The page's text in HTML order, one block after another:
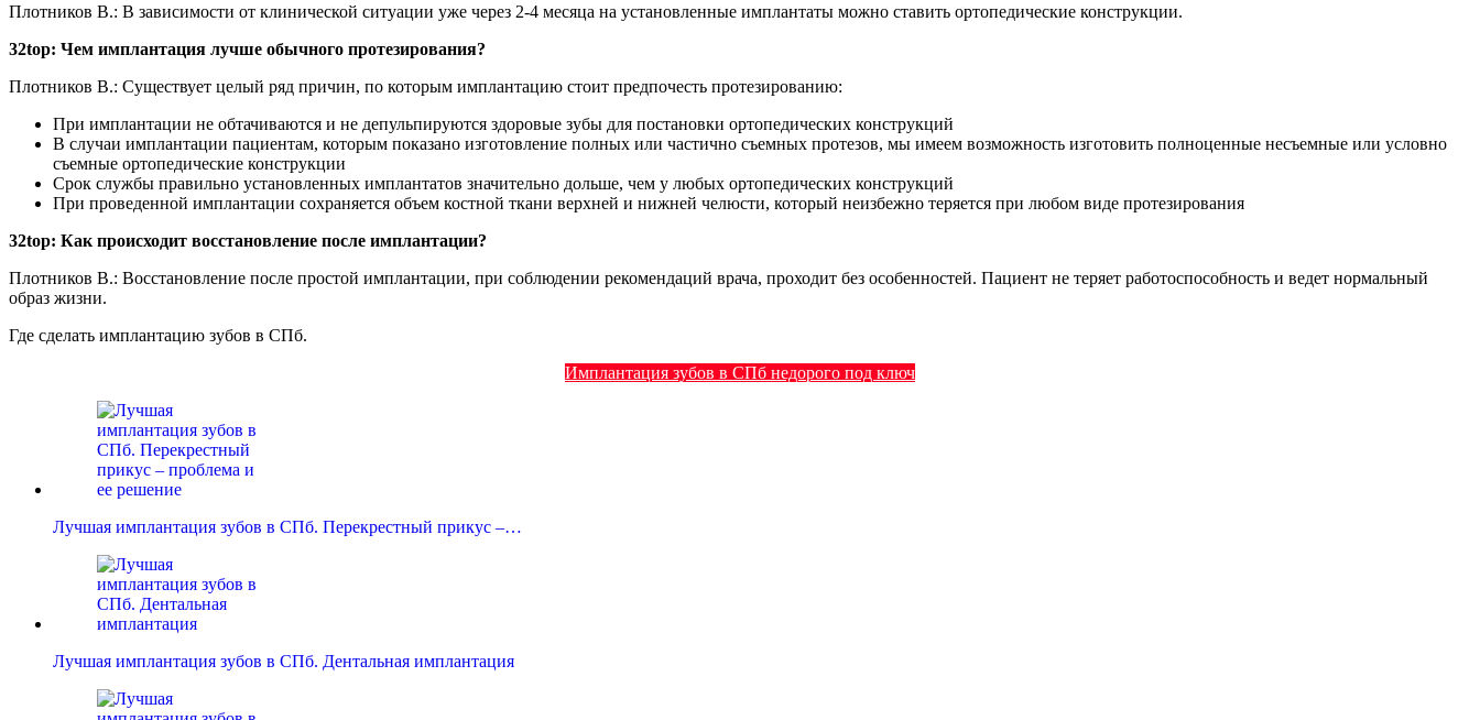
Плотников В.: В зависимости от клинической ситуации уже через 2-4 месяца на установленные имплантаты можно ставить ортопедические конструкции.
32top: Чем имплантация лучше обычного протезирования?
Плотников В.: Существует целый ряд причин, по которым имплантацию стоит предпочесть протезированию:
При имплантации не обтачиваются и не депульпируются здоровые зубы для постановки ортопедических конструкций
В случаи имплантации пациентам, которым показано изготовление полных или частично съемных протезов, мы имеем возможность изготовить полноценные несъемные или условно
съемные ортопедические конструкции
Срок службы правильно установленных имплантатов значительно дольше, чем у любых ортопедических конструкций
При проведенной имплантации сохраняется объем костной ткани верхней и нижней челюсти, который неизбежно теряется при любом виде протезирования
32top: Как происходит восстановление после имплантации?
Плотников В.: Восстановление после простой имплантации, при соблюдении рекомендаций врача, проходит без особенностей. Пациент не теряет работоспособность и ведет нормальный
образ жизни.
Где сделать имплантацию зубов в СПб.
Имплантация зубов в СПб недорого под ключ
Лучшая имплантация зубов в СПб. Перекрестный прикус –…
Лучшая имплантация зубов в СПб. Дентальная имплантация